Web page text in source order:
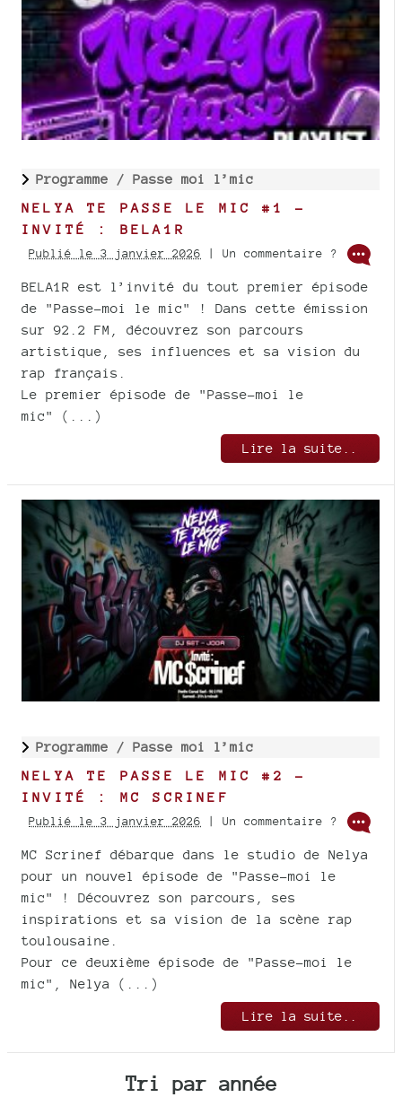
Programme / Passe moi l’mic
NELYA TE PASSE LE MIC #1 -
INVITÉ : BELA1R
Publié le 3 janvier 2026 | Un commentaire ?
BELA1R est l’invité du tout premier épisode
de "Passe-moi le mic" ! Dans cette émission
sur 92.2 FM, découvrez son parcours
artistique, ses influences et sa vision du
rap français.
Le premier épisode de "Passe-moi le
mic" (...)
Lire la suite..
Programme / Passe moi l’mic
NELYA TE PASSE LE MIC #2 -
INVITÉ : MC SCRINEF
Publié le 3 janvier 2026 | Un commentaire ?
MC Scrinef débarque dans le studio de Nelya
pour un nouvel épisode de "Passe-moi le
mic" ! Découvrez son parcours, ses
inspirations et sa vision de la scène rap
toulousaine.
Pour ce deuxième épisode de "Passe-moi le
mic", Nelya (...)
Lire la suite..
Tri par année